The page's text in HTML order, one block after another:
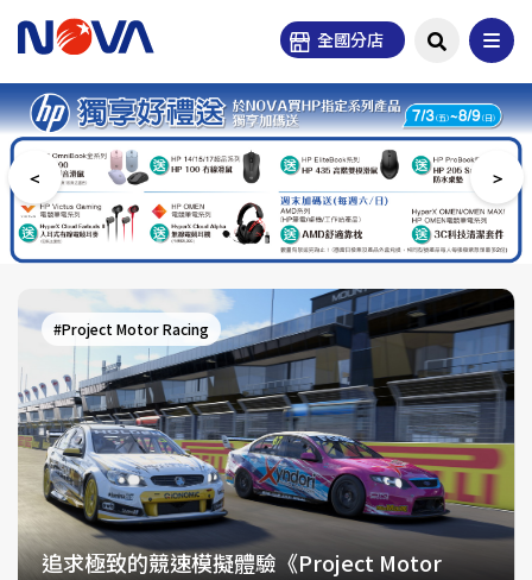
全國分店
#ASUS #ASUS Pad
華碩全新平板電腦回歸 ASUS Pad 12.2 吋輕薄
#SEGA 新創造球會 2026
《SEGA 新創造球會 2026》 半週年紀念！傳奇
#HONOR
HONOR 600 Pro MOLLY Limited Edition 8/1
#Project Motor Racing
追求極致的競速模擬體驗《Project Motor
#OPPO #OPPO Reno16
OPPO Reno16 上市熱潮不斷！